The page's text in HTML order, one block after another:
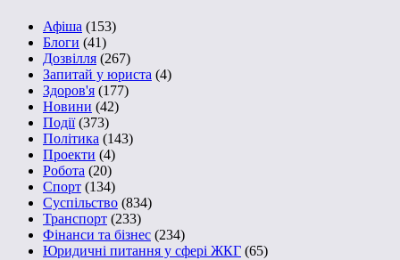
Афіша (153)
Блоги (41)
Дозвілля (267)
Запитай у юриста (4)
Здоров'я (177)
Новини (42)
Події(373)
Політика (143)
Проекти (4)
Робота (20)
Спорт (134)
Суспільство (834)
Транспорт (233)
Фінанси та бізнес (234)
Юридичні питання у сфері ЖКГ (65)